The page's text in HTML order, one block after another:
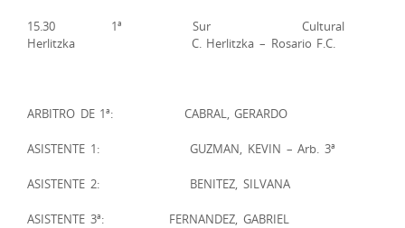
15.30 1ª Sur Cultural
Herlitzka C. Herlitzka – Rosario F.C.
ARBITRO DE 1ª: CABRAL, GERARDO
ASISTENTE 1: GUZMAN, KEVIN – Arb. 3ª
ASISTENTE 2: BENITEZ, SILVANA
ASISTENTE 3ª: FERNANDEZ, GABRIEL